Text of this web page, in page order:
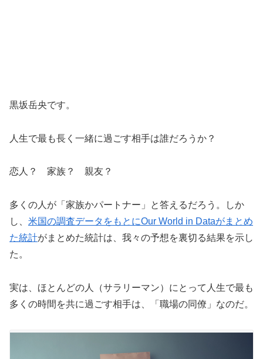
黒坂岳央です。
人生で最も長く一緒に過ごす相手は誰だろうか？
恋人？ 家族？ 親友？
多くの人が「家族かパートナー」と答えるだろう。しか
し、 米国の調査データをもとにOur World in Dataがまとめ
た統計がまとめた統計は、我々の予想を裏切る結果を示し
た。
実は、ほとんどの人（サラリーマン）にとって人生で最も
多くの時間を共に過ごす相手は、「職場の同僚」なのだ。